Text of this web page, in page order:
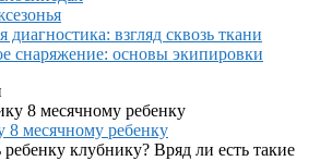
диагностика: взгляд сквозь ткани
снаряжение: основы экипировки
месячному ребенку
клубнику? Вряд ли есть такие